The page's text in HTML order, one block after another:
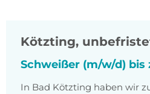
Kötzting,
Schweißer (m/w/d)
In Bad Kötzting haben wir